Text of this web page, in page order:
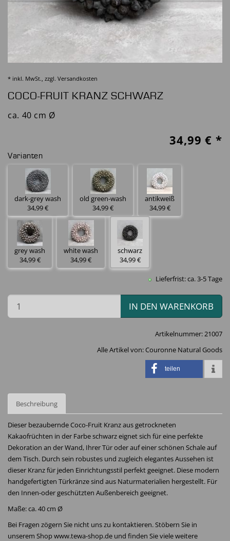
* inkl. MwSt., zzgl. Versandkosten
COCO-FRUIT KRANZ SCHWARZ
ca. 40 cm Ø
34,99 € *
Varianten
dark-grey wash
34,99 €
old green-wash
34,99 €
antikweiß
34,99 €
grey wash
34,99 €
white wash
34,99 €
schwarz
34,99 €
Lieferfrist: ca. 3-5 Tage
IN DEN WARENKORB
Artikelnummer:21007
Alle Artikel von:Couronne Natural Goods
teilen
Beschreibung
Dieser bezaubernde Coco-Fruit Kranz aus getrockneten
Kakaofrüchten in der Farbe schwarz eignet sich für eine perfekte
Dekoration an der Wand, Ihrer Tür oder auf einer schönen Schale auf
dem Tisch. Durch sein robustes und zugleich elegantes Aussehen ist
dieser Kranz für jeden Einrichtungsstil perfekt geeignet. Diese modern
handgefertigten Türkränze sind aus Naturmaterialien hergestellt. Für
den Innen-oder geschützten Außenbereich geeignet.
Maße: ca. 40 cm Ø
Bei Fragen zögern Sie nicht uns zu kontaktieren. Stöbern Sie in
unserem Shop www.tewa-shop.de und finden Sie viele weitere